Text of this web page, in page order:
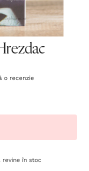
o recenzie
revine în stoc